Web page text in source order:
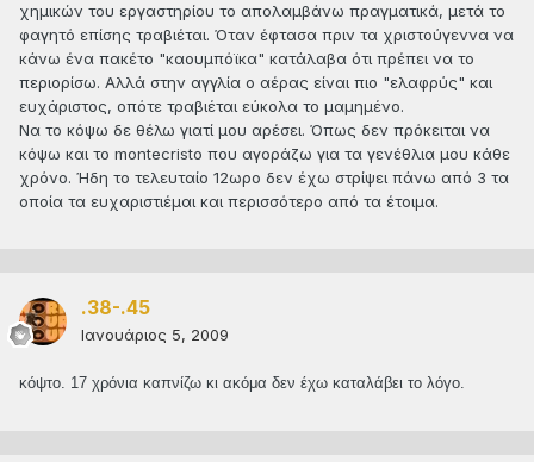
χημικών του εργαστηρίου το απολαμβάνω πραγματικά, μετά το
φαγητό επίσης τραβιέται. Όταν έφτασα πριν τα χριστούγεννα να
κάνω ένα πακέτο "καουμπόϊκα" κατάλαβα ότι πρέπει να το
περιορίσω. Αλλά στην αγγλία ο αέρας είναι πιο "ελαφρύς" και
ευχάριστος, οπότε τραβιέται εύκολα το μαμημένο.
Να το κόψω δε θέλω γιατί μου αρέσει. Όπως δεν πρόκειται να
κόψω και το montecristo που αγοράζω για τα γενέθλια μου κάθε
χρόνο. Ήδη το τελευταίο 12ωρο δεν έχω στρίψει πάνω από 3 τα
οποία τα ευχαριστιέμαι και περισσότερο από τα έτοιμα.
.38-.45
Ιανουάριος 5, 2009
κόψτο. 17 χρόνια καπνίζω κι ακόμα δεν έχω καταλάβει το λόγο.